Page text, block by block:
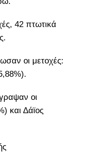
42 πτωτικά
οι μετοχές:
οι
και Δάϊος